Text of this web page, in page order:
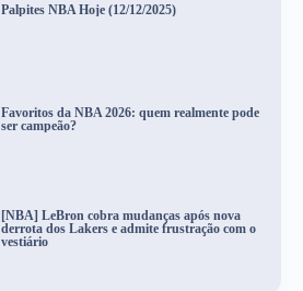
Palpites NBA Hoje (12/12/2025)
Favoritos da NBA 2026: quem realmente pode
ser campeão?
[NBA] LeBron cobra mudanças após nova
derrota dos Lakers e admite frustração com o
vestiário